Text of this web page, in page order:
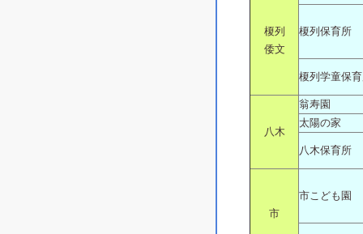
榎列
倭文
榎列保育所
榎列学童保
八木
翁寿園
太陽の家
八木保育所
市
市こども園